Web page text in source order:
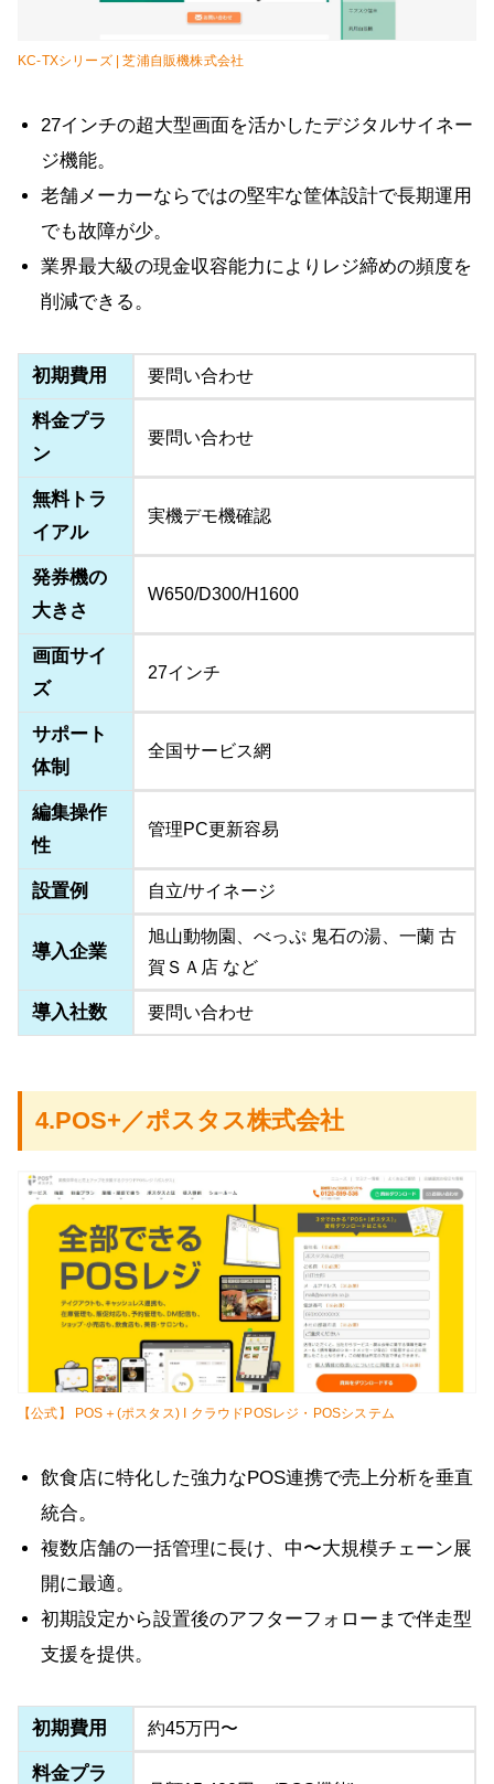
KC-TXシリーズ | 芝浦自販機株式会社
27インチの超大型画面を活かしたデジタルサイネー
ジ機能。
老舗メーカーならではの堅牢な筐体設計で長期運用
でも故障が少。
業界最大級の現金収容能力によりレジ締めの頻度を
削減できる。
初期費用 要問い合わせ
料金プラ
ン
要問い合わせ
無料トラ
イアル
実機デモ機確認
発券機の
大きさ
W650/D300/H1600
画面サイ
ズ
27インチ
サポート
体制
全国サービス網
編集操作
性
管理PC更新容易
設置例 自立/サイネージ
導入企業
旭山動物園、べっぷ 鬼石の湯、一蘭 古
賀ＳＡ店 など
導入社数 要問い合わせ
4.POS+／ポスタス株式会社
【公式】 POS＋(ポスタス) I クラウドPOSレジ・POSシステム
飲食店に特化した強力なPOS連携で売上分析を垂直
統合。
複数店舗の一括管理に長け、中〜大規模チェーン展
開に最適。
初期設定から設置後のアフターフォローまで伴走型
支援を提供。
初期費用 約45万円〜
料金プラ